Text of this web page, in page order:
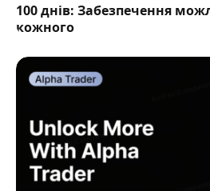
100 днів: Забезпечення
кожного